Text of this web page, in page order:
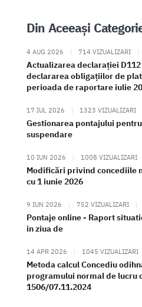
Din Aceeași
4 AUG 2026 | 714 VIZUALIZARI |
Actualizarea declarației D112
declararea obligațiilor de
perioada de raportare iulie
17 IUL 2026 | 1323 VIZUALIZARI
Gestionarea pontajului
suspendare
10 IUN 2026 | 1008 VIZUALIZARI
Modificări privind concediile
cu 1 iunie 2026
9 IUN 2026 | 752 VIZUALIZARI |
Pontaje online - Raport
in ziua de
14 APR 2026 | 1045 VIZUALIZARI
Metoda calcul Concediu
programului normal de lucru
1506/07.11.2024